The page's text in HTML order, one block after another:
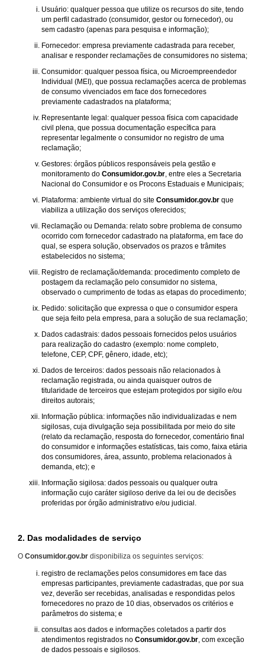
Usuário: qualquer pessoa que utilize os recursos do site, tendo
um perfil cadastrado (consumidor, gestor ou fornecedor), ou
sem cadastro (apenas para pesquisa e informação);
Fornecedor: empresa previamente cadastrada para receber,
analisar e responder reclamações de consumidores no sistema;
Consumidor: qualquer pessoa física, ou Microempreendedor
Individual (MEI), que possua reclamações acerca de problemas
de consumo vivenciados em face dos fornecedores
previamente cadastrados na plataforma;
Representante legal: qualquer pessoa física com capacidade
civil plena, que possua documentação específica para
representar legalmente o consumidor no registro de uma
reclamação;
Gestores: órgãos públicos responsáveis pela gestão e
monitoramento do Consumidor.gov.br, entre eles a Secretaria
Nacional do Consumidor e os Procons Estaduais e Municipais;
Plataforma: ambiente virtual do site Consumidor.gov.br que
viabiliza a utilização dos serviços oferecidos;
Reclamação ou Demanda: relato sobre problema de consumo
ocorrido com fornecedor cadastrado na plataforma, em face do
qual, se espera solução, observados os prazos e trâmites
estabelecidos no sistema;
Registro de reclamação/demanda: procedimento completo de
postagem da reclamação pelo consumidor no sistema,
observado o cumprimento de todas as etapas do procedimento;
Pedido: solicitação que expressa o que o consumidor espera
que seja feito pela empresa, para a solução de sua reclamação;
Dados cadastrais: dados pessoais fornecidos pelos usuários
para realização do cadastro (exemplo: nome completo,
telefone, CEP, CPF, gênero, idade, etc);
Dados de terceiros: dados pessoais não relacionados à
reclamação registrada, ou ainda quaisquer outros de
titularidade de terceiros que estejam protegidos por sigilo e/ou
direitos autorais;
Informação pública: informações não individualizadas e nem
sigilosas, cuja divulgação seja possibilitada por meio do site
(relato da reclamação, resposta do fornecedor, comentário final
do consumidor e informações estatísticas, tais como, faixa etária
dos consumidores, área, assunto, problema relacionados à
demanda, etc); e
Informação sigilosa: dados pessoais ou qualquer outra
informação cujo caráter sigiloso derive da lei ou de decisões
proferidas por órgão administrativo e/ou judicial.
2. Das modalidades de serviço
O Consumidor.gov.br disponibiliza os seguintes serviços:
registro de reclamações pelos consumidores em face das
empresas participantes, previamente cadastradas, que por sua
vez, deverão ser recebidas, analisadas e respondidas pelos
fornecedores no prazo de 10 dias, observados os critérios e
parâmetros do sistema; e
consultas aos dados e informações coletados a partir dos
atendimentos registrados no Consumidor.gov.br , com exceção
de dados pessoais e sigilosos.